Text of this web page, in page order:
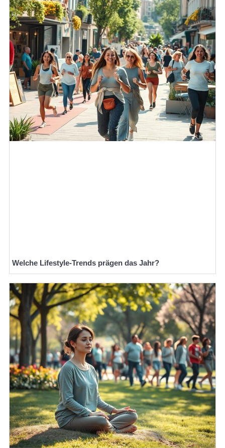
Welche Lifestyle-Trends prägen das Jahr?